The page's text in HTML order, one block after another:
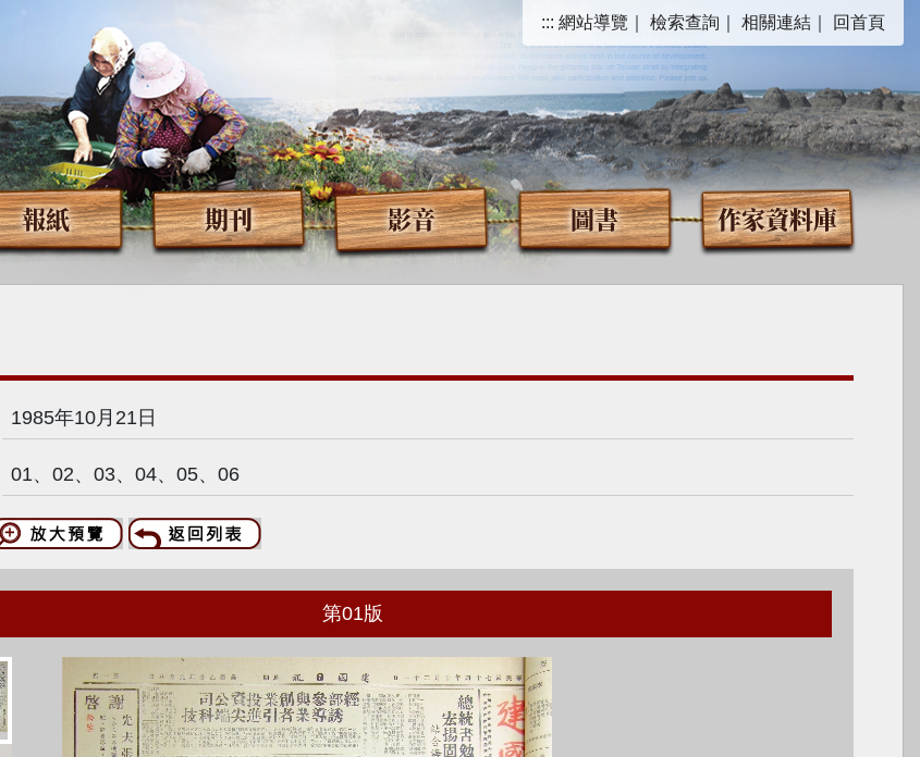
::: 網站導覽 檢索查詢 相關連結 回首頁
報紙 期刊 影音 圖書 作家資料庫
1985年10月21日
01、02、03、04、05、06
第01版